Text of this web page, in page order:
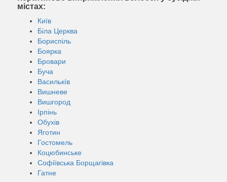
містах:
Київ
Біла Церква
Бориспіль
Боярка
Бровари
Буча
Василькíв
Вишневе
Вишгород
Ірпінь
Обухів
Яготин
Гостомель
Коцюбинське
Софіївська Борщагівка
Гатне